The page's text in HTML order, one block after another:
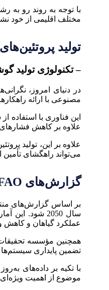
با توجه به روند رو به
مختلف اقلیمی از خود
تولید
– تکنولوژی تولید
در دنیای امروز،
مصنوعی با ارائه
این فناوری با
علاوه بر کاهش
علاوه بر این، تولید
می‌تواند راهگشای تأمین
گزارش‌های FAO و دیگر سازمان‌های معتبر
سال 2050
عملکرد گیاهان و کاهش
تضمین پایداری
با تکیه بر داده‌های
موضوع از اهمیت